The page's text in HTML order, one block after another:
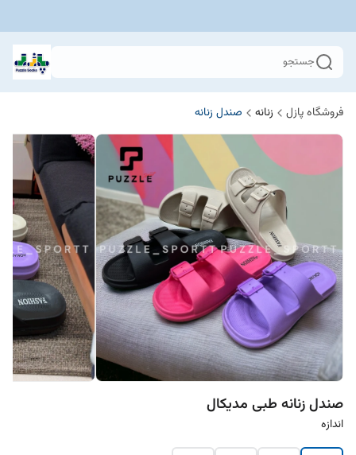
جستجو
فروشگاه پازل زنانه صندل زنانه
صندل زنانه طبی مدیکال
اندازه